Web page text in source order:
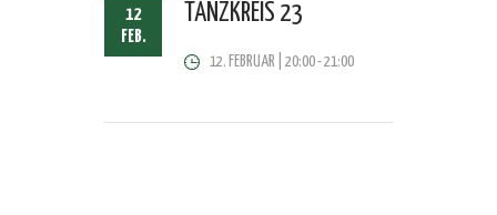
12
FEB.
TANZKREIS 23
12. FEBRUAR | 20:00-21:00